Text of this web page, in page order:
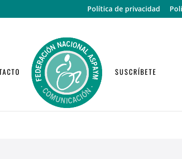
Política de privacidad
SUSCRÍBETE